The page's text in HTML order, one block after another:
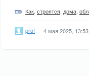
Как строятся дома
prof 4 мая 2025, 13:53